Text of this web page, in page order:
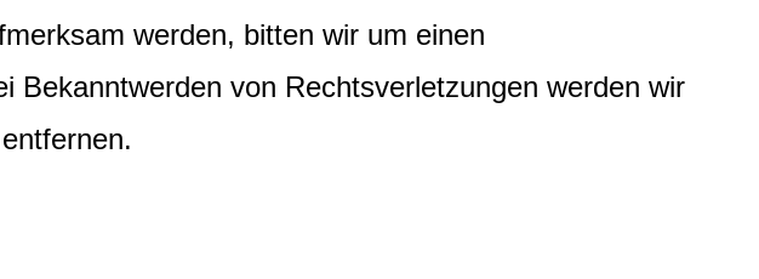
werden, bitten wir um einen
Bekanntwerden von Rechtsverletzungen werden wir